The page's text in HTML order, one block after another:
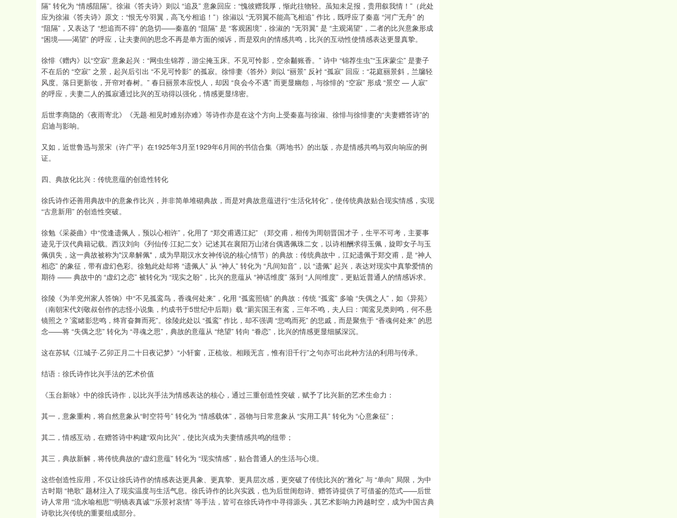
隔” 转化为 “情感阻隔”。徐淑《答夫诗》则以 “追及” 意象回应：“愧彼赠我厚，惭此往物轻。虽知未足报，贵用叙我情！”（此处
应为徐淑《答夫诗》原文：“恨无兮羽翼，高飞兮相追！”）徐淑以 “无羽翼不能高飞相追” 作比，既呼应了秦嘉 “河广无舟” 的
“阻隔”，又表达了 “想追而不得” 的急切——秦嘉的 “阻隔” 是 “客观困境”，徐淑的 “无羽翼” 是 “主观渴望”，二者的比兴意象形成
“困境——渴望” 的呼应，让夫妻间的思念不再是单方面的倾诉，而是双向的情感共鸣，比兴的互动性使情感表达更显真挚。
徐悱《赠内》以“空寂” 意象起兴：“网虫生锦荐，游尘掩玉床。不见可怜影，空余黼账香。” 诗中 “锦荐生虫”“玉床蒙尘” 是妻子
不在后的 “空寂” 之景，起兴后引出 “不见可怜影” 的孤寂。徐悱妻《答外》则以 “丽景” 反衬 “孤寂” 回应：“花庭丽景斜，兰牖轻
风度。落日更新妆，开帘对春树。” 春日丽景本应悦人，却因 “良会今不遇” 而更显幽怨，与徐悱的 “空寂” 形成 “景空 — 人寂”
的呼应，夫妻二人的孤寂通过比兴的互动得以强化，情感更显绵密。
后世李商隐的《夜雨寄北》《无题·相见时难别亦难》等诗作亦是在这个方向上受秦嘉与徐淑、徐悱与徐悱妻的“夫妻赠答诗”的
启迪与影响。
又如，近世鲁迅与景宋（许广平）在1925年3月至1929年6月间的书信合集《两地书》的出版，亦是情感共鸣与双向响应的例
证。
四、典故化比兴：传统意蕴的创造性转化
徐氏诗作还善用典故中的意象作比兴，并非简单堆砌典故，而是对典故意蕴进行“生活化转化”，使传统典故贴合现实情感，实现
“古意新用” 的创造性突破。
徐勉《采菱曲》中“傥逢遗佩人，预以心相许”，化用了 “郑交甫遇江妃” （郑交甫，相传为周朝晋国才子，生平不可考，主要事
迹见于汉代典籍记载。西汉刘向《列仙传·江妃二女》记述其在襄阳万山渚台偶遇佩珠二女，以诗相酬求得玉佩，旋即女子与玉
佩俱失，这一典故被称为"汉皋解佩"，成为早期汉水女神传说的核心情节）的典故：传统典故中，江妃遗佩于郑交甫，是 “神人
相恋” 的象征，带有虚幻色彩。徐勉此处却将 “遗佩人” 从 “神人” 转化为 “凡间知音”，以 “遗佩” 起兴，表达对现实中真挚爱情的
期待 —— 典故中的 “虚幻之恋” 被转化为 “现实之盼”，比兴的意蕴从 “神话维度” 落到 “人间维度”，更贴近普通人的情感诉求。
徐陵《为羊兖州家人答饷》中“不见孤鸾鸟，香魂何处来”，化用 “孤鸾照镜” 的典故：传统 “孤鸾” 多喻 “失偶之人”，如《异苑》
（南朝宋代刘敬叔创作的志怪小说集，约成书于5世纪中后期）载 “罽宾国王有鸾，三年不鸣，夫人曰：‘闻鸾见类则鸣，何不悬
镜照之？’鸾睹影悲鸣，终宵奋舞而死”。徐陵此处以 “孤鸾” 作比，却不强调 “悲鸣而死” 的悲戚，而是聚焦于 “香魂何处来” 的思
念——将 “失偶之悲” 转化为 “寻魂之思”，典故的意蕴从 “绝望” 转向 “眷恋”，比兴的情感更显细腻深沉。
这在苏轼《江城子·乙卯正月二十日夜记梦》“小轩窗，正梳妆。相顾无言，惟有泪千行”之句亦可出此种方法的利用与传承。
结语：徐氏诗作比兴手法的艺术价值
《玉台新咏》中的徐氏诗作，以比兴手法为情感表达的核心，通过三重创造性突破，赋予了比兴新的艺术生命力：
其一，意象重构，将自然意象从“时空符号” 转化为 “情感载体”，器物与日常意象从 “实用工具” 转化为 “心意象征”；
其二，情感互动，在赠答诗中构建“双向比兴”，使比兴成为夫妻情感共鸣的纽带；
其三，典故新解，将传统典故的“虚幻意蕴” 转化为 “现实情感”，贴合普通人的生活与心境。
这些创造性应用，不仅让徐氏诗作的情感表达更具象、更真挚、更具层次感，更突破了传统比兴的“雅化” 与 “单向” 局限，为中
古时期 “艳歌” 题材注入了现实温度与生活气息。徐氏诗作的比兴实践，也为后世闺怨诗、赠答诗提供了可借鉴的范式——后世
诗人常用 “流水喻相思”“明镜表真诚”“乐景衬哀情” 等手法，皆可在徐氏诗作中寻得源头，其艺术影响力跨越时空，成为中国古典
诗歌比兴传统的重要组成部分。